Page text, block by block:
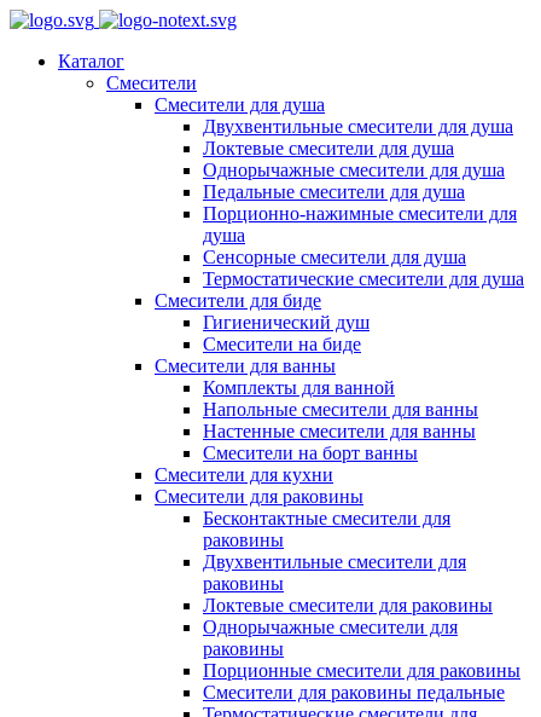
Каталог
Смесители
Смесители для душа
Двухвентильные смесители для душа
Локтевые смесители для душа
Однорычажные смесители для душа
Педальные смесители для душа
Порционно-нажимные смесители для
душа
Сенсорные смесители для душа
Термостатические смесители для душа
Смесители для биде
Гигиенический душ
Смесители на биде
Смесители для ванны
Комплекты для ванной
Напольные смесители для ванны
Настенные смесители для ванны
Смесители на борт ванны
Смесители для кухни
Смесители для раковины
Бесконтактные смесители для
раковины
Двухвентильные смесители для
раковины
Локтевые смесители для раковины
Однорычажные смесители для
раковины
Порционные смесители для раковины
Смесители для раковины педальные